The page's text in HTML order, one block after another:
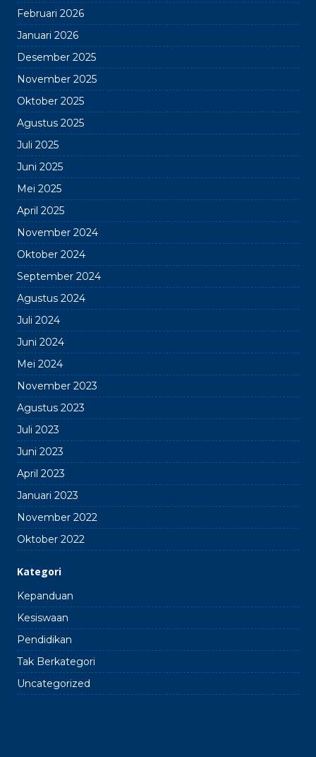
Februari 2026
Januari 2026
Desember 2025
November 2025
Oktober 2025
Agustus 2025
Juli 2025
Juni 2025
Mei 2025
April 2025
November 2024
Oktober 2024
September 2024
Agustus 2024
Juli 2024
Juni 2024
Mei 2024
November 2023
Agustus 2023
Juli 2023
Juni 2023
April 2023
Januari 2023
November 2022
Oktober 2022
Kategori
Kepanduan
Kesiswaan
Pendidikan
Tak Berkategori
Uncategorized